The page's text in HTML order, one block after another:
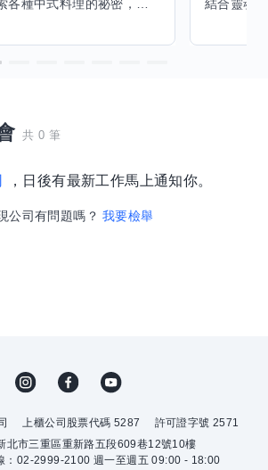
共 0 筆
，日後有最新工作馬上通知你。
公司有問題嗎？ 我要檢舉
上櫃公司股票代碼 5287
許可證字號 2571
北市三重區重新路五段609巷12號10樓
：02-2999-2100 週一至週五 09:00 - 18:00